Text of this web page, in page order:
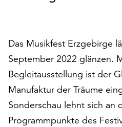
um
alle
Cookies
zu
akzeptieren.
Sie
können
Das Musikfest Erzgebirge
September 2022 glänzen.
Begleitausstellung ist der
Manufaktur der Träume
Sonderschau lehnt sich an
Programmpunkte des